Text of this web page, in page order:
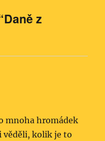
z
mnoha hromádek
věděli, kolik je to